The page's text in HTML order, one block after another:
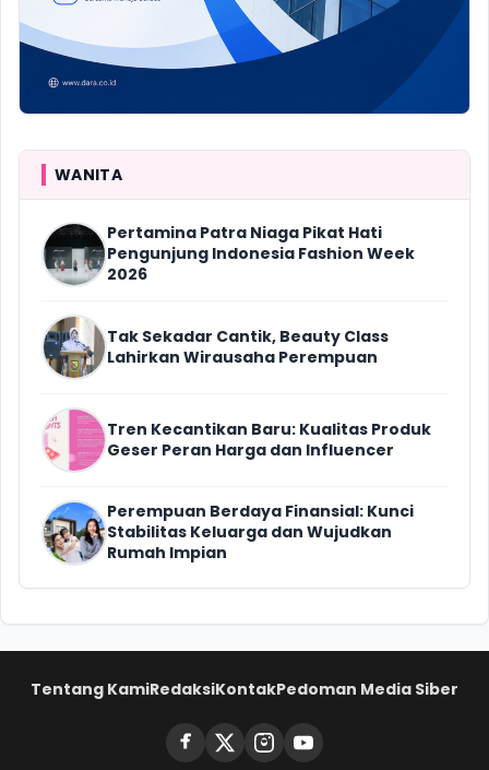
WANITA
Pertamina Patra Niaga Pikat Hati
Pengunjung Indonesia Fashion Week
2026
Tak Sekadar Cantik, Beauty Class
Lahirkan Wirausaha Perempuan
Tren Kecantikan Baru: Kualitas Produk
Geser Peran Harga dan Influencer
Perempuan Berdaya Finansial: Kunci
Stabilitas Keluarga dan Wujudkan
Rumah Impian
Tentang KamiRedaksiKontakPedoman Media Siber